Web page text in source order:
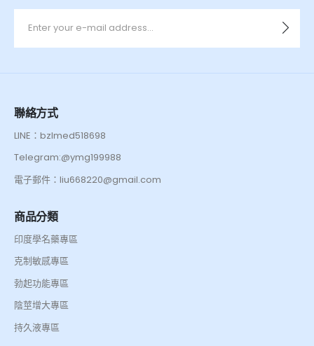
聯絡方式
LINE：bzlmed518698
Telegram:@ymg199988
電子郵件：liu668220@gmail.com
商品分類
印度學名藥專區
克制敏感專區
勃起功能專區
陰莖增大專區
持久液專區